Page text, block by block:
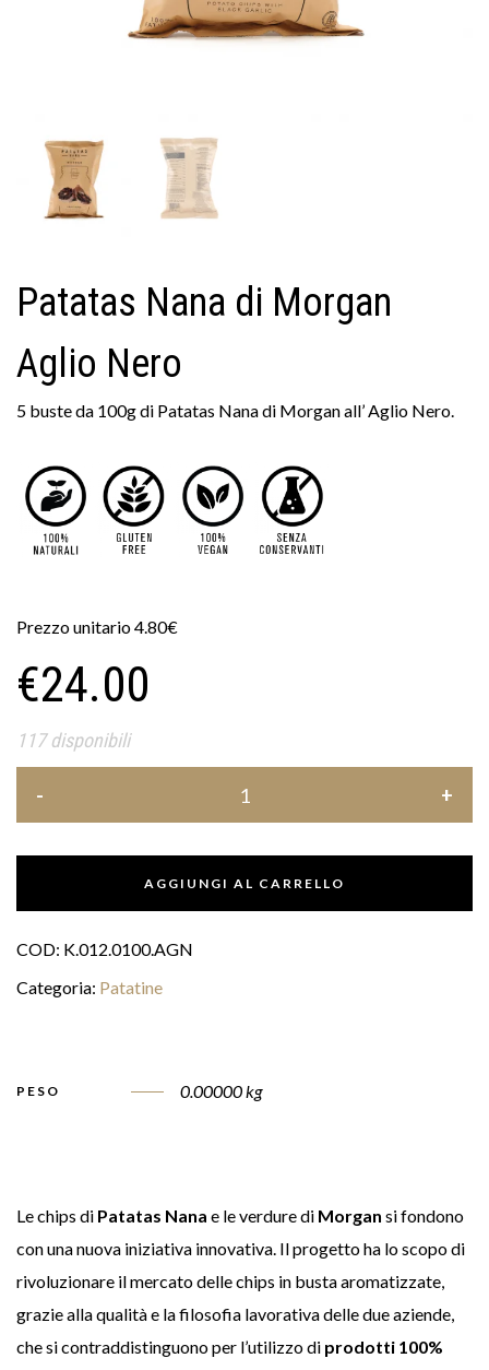
Patatas Nana di Morgan
Aglio Nero
5 buste da 100g di Patatas Nana di Morgan all’ Aglio Nero.
Prezzo unitario4.80€
€24.00
117 disponibili
AGGIUNGI AL CARRELLO
COD: K.012.0100.AGN
Categoria: Patatine
PESO 0.00000 kg
Le chips di Patatas Nana e le verdure di Morgan si fondono
con una nuova iniziativa innovativa. Il progetto ha lo scopo di
rivoluzionare il mercato delle chips in busta aromatizzate,
grazie alla qualità e la filosofia lavorativa delle due aziende,
che si contraddistinguono per l’utilizzo di prodotti 100%